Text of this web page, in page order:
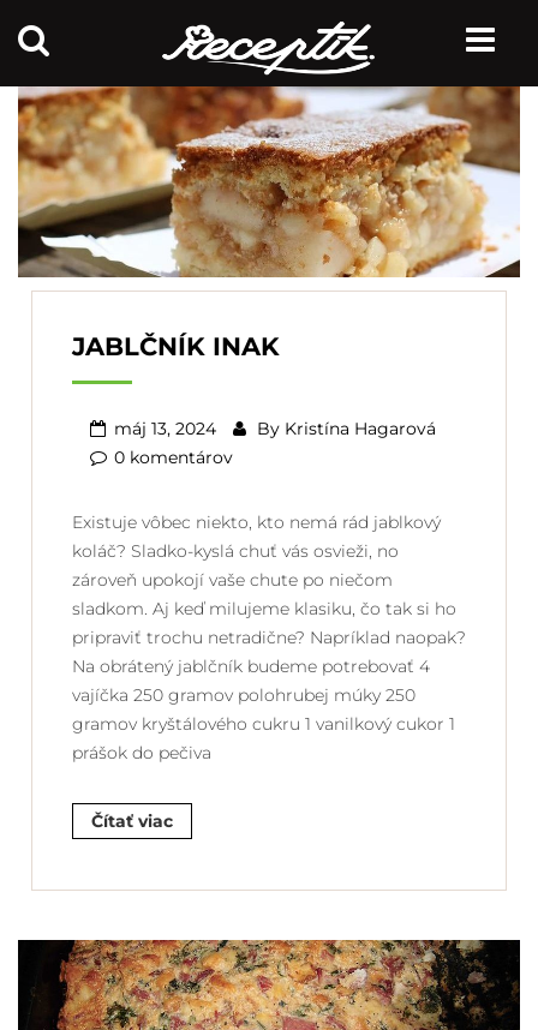
JABLČNÍK INAK
máj 13, 2024 By Kristína Hagarová
0 komentárov
Existuje vôbec niekto, kto nemá rád jablkový
koláč? Sladko-kyslá chuť vás osvieži, no
zároveň upokojí vaše chute po niečom
sladkom. Aj keď milujeme klasiku, čo tak si ho
pripraviť trochu netradične? Napríklad naopak?
Na obrátený jablčník budeme potrebovať 4
vajíčka 250 gramov polohrubej múky 250
gramov kryštálového cukru 1 vanilkový cukor 1
prášok do pečiva
Čítať viac